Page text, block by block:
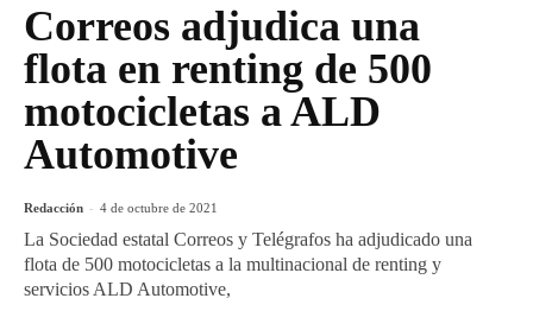
Correos adjudica una
flota en renting de 500
motocicletas a ALD
Automotive
Redacción - 4 de octubre de 2021
La Sociedad estatal Correos y Telégrafos ha adjudicado una
flota de 500 motocicletas a la multinacional de renting y
servicios ALD Automotive,